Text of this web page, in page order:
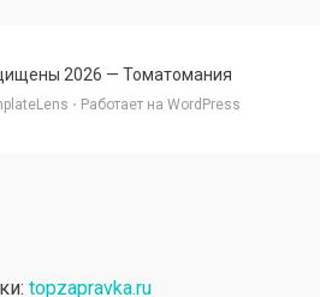
2026 — Томатомания
⋅ Работает на WordPress
topzapravka.ru